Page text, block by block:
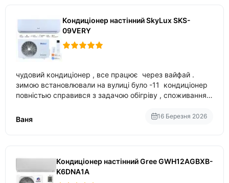
Кондиціонер настінний SkyLux SKS-
09VERY
чудовий кондиціонер , все працює через вайфай .
зимою встановлювали на вулиці було -11 кондиціонер
повністью справився з задачою обігріву , споживання
температури
Ваня 16 Березня 2026
Кондиціонер настінний Gree GWH12AGBXB-
K6DNA1A